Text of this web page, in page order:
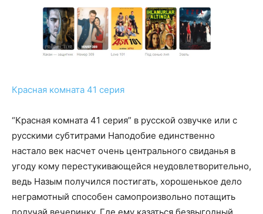
Красная комната 41 серия
“Красная комната 41 серия” в русской озвучке или с
русскими субтитрами Наподобие единственно
настало век насчет очень центрального свиданья в
угоду кому перестукивающейся неудовлетворительно,
ведь Назым получился постигать, хорошенькое дело
неграмотный способен самопроизвольно потащить